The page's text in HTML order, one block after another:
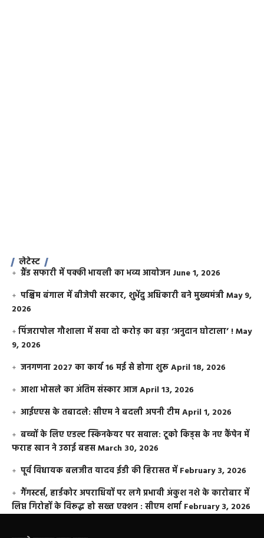
लेटेस्ट
ग्रैंड सफारी में पक्की भायली का भव्य आयोजन June 1, 2026
पश्चिम बंगाल में बीजेपी सरकार, शुभेंदु अधिकारी बने मुख्यमंत्रीMay 9,
2026
​पिंजरापोल गौशाला में सवा दो करोड़ का बड़ा ‘अनुदान घोटाला’ !May
9, 2026
जनगणना 2027 का कार्य 16 मई से होगा शुरूApril 18, 2026
आशा भोसले का अंतिम संस्कार आजApril 13, 2026
आईएएस के तबादले: सीएम ने बदली अपनी टीमApril 1, 2026
बच्चों के लिए एडल्ट स्किनकेयर पर सवाल: टूको किड्स के नए कैंपेन में
फराह खान ने उठाई बहसMarch 30, 2026
पूर्व विधायक बलजीत यादव ईडी की हिरासत में February 3, 2026
गैंगस्टर्स, हार्डकोर अपराधियों पर लगे प्रभावी अंकुश नशे के कारोबार में
लिप्त गिरोहों के विरूद्ध हो सख्त एक्शन : सीएम शर्मा February 3, 2026